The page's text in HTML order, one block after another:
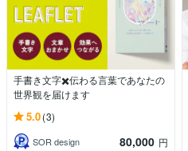
手書き文字✖️伝わる言葉であなたの
世界観を届けます
5.0(3)
SOR design 80,000 円